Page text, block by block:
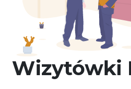
Wizytówki